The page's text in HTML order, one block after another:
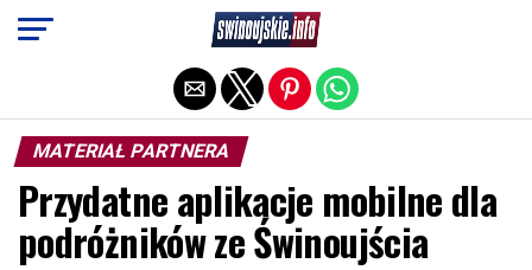
MATERIAŁ PARTNERA
Przydatne aplikacje mobilne dla
podróżników ze Świnoujścia
Exit mobile version